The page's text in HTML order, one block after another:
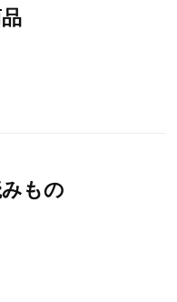
もの